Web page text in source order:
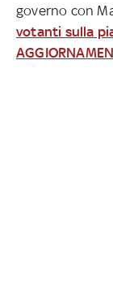
governo con
votanti sulla